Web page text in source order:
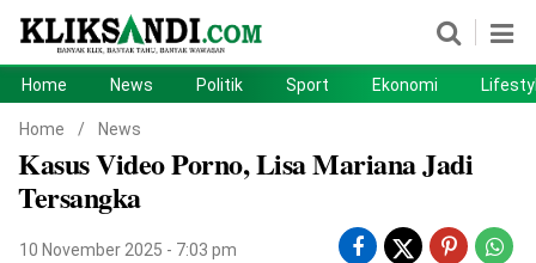
Politik Sport
Home News Politik Sport Ekonomi
Home / News
Kasus Video Porno, Lisa Mariana Jadi
Tersangka
10 November 2025 - 7:03 pm